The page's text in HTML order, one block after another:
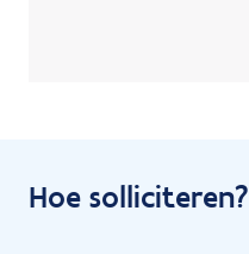
Hoe solliciteren?